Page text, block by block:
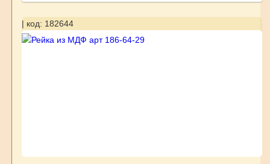
| код: 182644